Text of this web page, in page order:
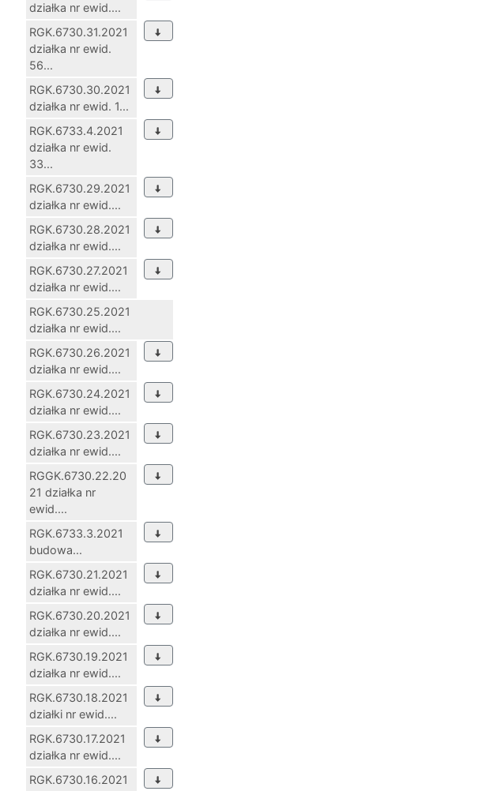
działka nr ewid....
RGK.6730.31.2021
działka nr ewid.
56...
RGK.6730.30.2021
działka nr ewid. 1...
RGK.6733.4.2021
działka nr ewid.
33...
RGK.6730.29.2021
działka nr ewid....
RGK.6730.28.2021
działka nr ewid....
RGK.6730.27.2021
działka nr ewid....
RGK.6730.25.2021
działka nr ewid....
RGK.6730.26.2021
działka nr ewid....
RGK.6730.24.2021
działka nr ewid....
RGK.6730.23.2021
działka nr ewid....
RGGK.6730.22.20
21 działka nr
ewid....
RGK.6733.3.2021
budowa...
RGK.6730.21.2021
działka nr ewid....
RGK.6730.20.2021
działka nr ewid....
RGK.6730.19.2021
działka nr ewid....
RGK.6730.18.2021
działki nr ewid....
RGK.6730.17.2021
działka nr ewid....
RGK.6730.16.2021